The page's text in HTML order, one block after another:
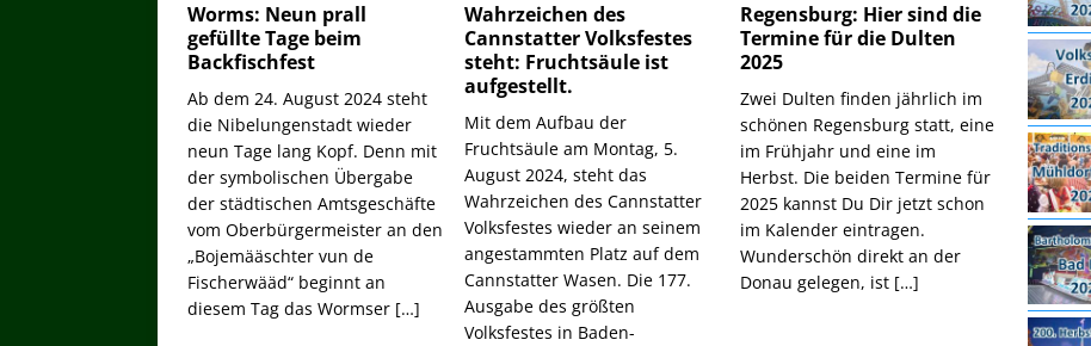
Worms: Neun prall
gefüllte Tage beim
Backfischfest
Ab dem 24. August 2024 steht
die Nibelungenstadt wieder
neun Tage lang Kopf. Denn mit
der symbolischen Übergabe
der städtischen Amtsgeschäfte
vom Oberbürgermeister an den
„Bojemääschter vun de
Fischerwääd“ beginnt an
diesem Tag das Wormser […]
Wahrzeichen des
Cannstatter Volksfestes
steht: Fruchtsäule ist
aufgestellt.
Mit dem Aufbau der
Fruchtsäule am Montag, 5.
August 2024, steht das
Wahrzeichen des Cannstatter
Volksfestes wieder an seinem
angestammten Platz auf dem
Cannstatter Wasen. Die 177.
Ausgabe des größten
Volksfestes in Baden-
Regensburg: Hier sind die
Termine für die Dulten
2025
Zwei Dulten finden jährlich im
schönen Regensburg statt, eine
im Frühjahr und eine im
Herbst. Die beiden Termine für
2025 kannst Du Dir jetzt schon
im Kalender eintragen.
Wunderschön direkt an der
Donau gelegen, ist […]